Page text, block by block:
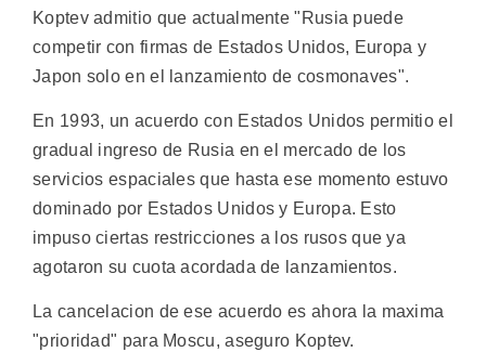
Koptev admitio que actualmente "Rusia puede
competir con firmas de Estados Unidos, Europa y
Japon solo en el lanzamiento de cosmonaves".
En 1993, un acuerdo con Estados Unidos permitio el
gradual ingreso de Rusia en el mercado de los
servicios espaciales que hasta ese momento estuvo
dominado por Estados Unidos y Europa. Esto
impuso ciertas restricciones a los rusos que ya
agotaron su cuota acordada de lanzamientos.
La cancelacion de ese acuerdo es ahora la maxima
"prioridad" para Moscu, aseguro Koptev.